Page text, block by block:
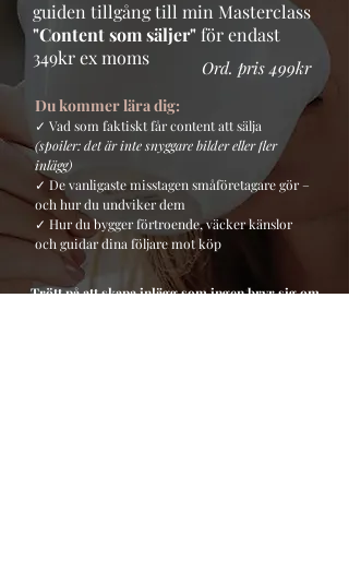
guiden tillgång till min Masterclass
"Content som säljer"för endast
349kr ex moms
Ord. pris 499kr
Du kommer lära dig:
✓ Vad som faktiskt får content att sälja
(spoiler: det är inte snyggare bilder eller fler
inlägg)
✓ De vanligaste misstagen småföretagare gör –
och hur du undviker dem
✓ Hur du bygger förtroende, väcker känslor
och guidar dina följare mot köp
Trött på att skapa inlägg som ingen bryr sig om